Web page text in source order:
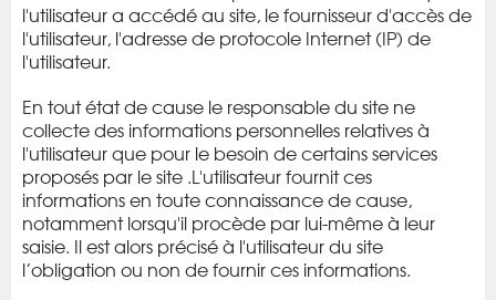
l'utilisateur a accédé au site, le fournisseur d'accès de
l'utilisateur, l'adresse de protocole Internet (IP) de
l'utilisateur.
En tout état de cause le responsable du site ne
collecte des informations personnelles relatives à
l'utilisateur que pour le besoin de certains services
proposés par le site .L'utilisateur fournit ces
informations en toute connaissance de cause,
notamment lorsqu'il procède par lui-même à leur
saisie. Il est alors précisé à l'utilisateur du site
l’obligation ou non de fournir ces informations.